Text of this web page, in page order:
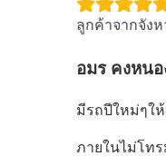
ลูกค้าจากจัง
อมร คงหนอ
มีรถปีใหม่ๆใ
ภายในไม่โท